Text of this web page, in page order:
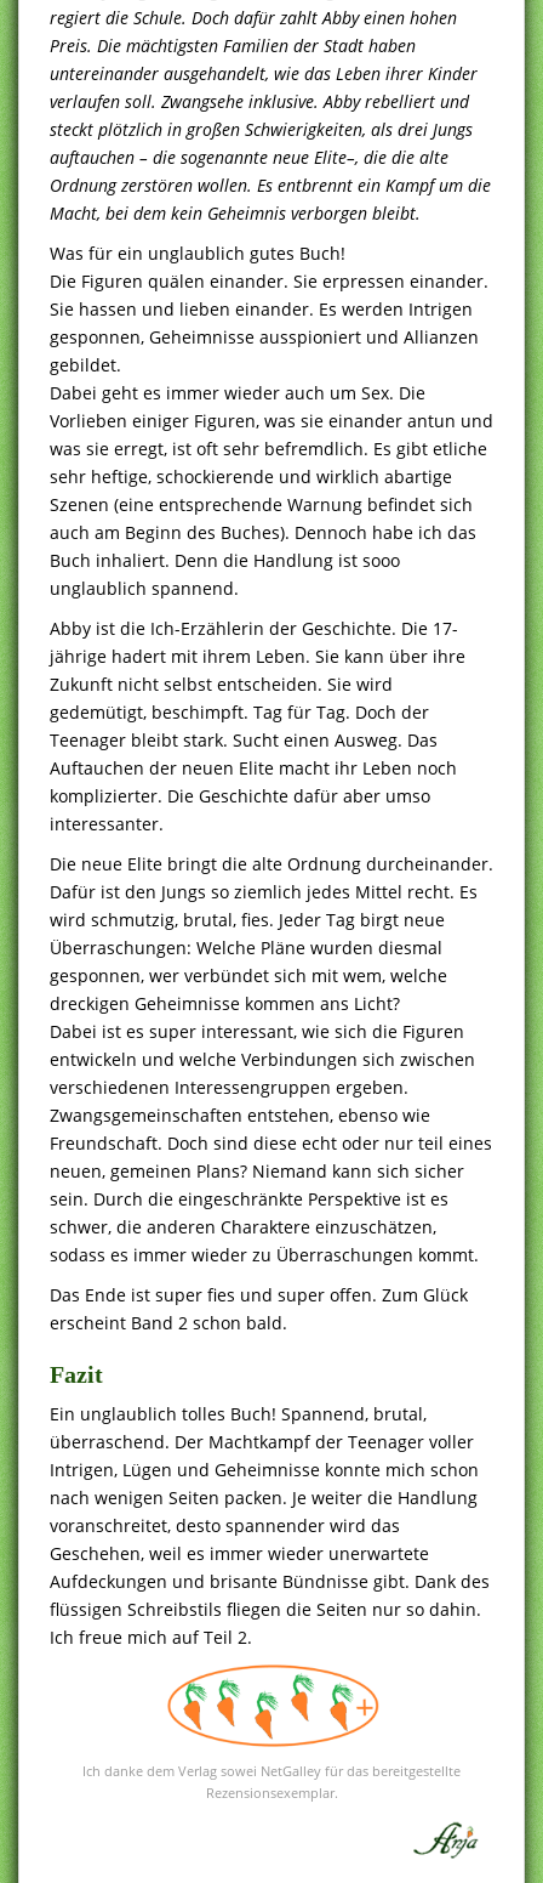
regiert die Schule. Doch dafür zahlt Abby einen hohen
Preis. Die mächtigsten Familien der Stadt haben
untereinander ausgehandelt, wie das Leben ihrer Kinder
verlaufen soll. Zwangsehe inklusive. Abby rebelliert und
steckt plötzlich in großen Schwierigkeiten, als drei Jungs
auftauchen – die sogenannte neue Elite–, die die alte
Ordnung zerstören wollen. Es entbrennt ein Kampf um die
Macht, bei dem kein Geheimnis verborgen bleibt.
Was für ein unglaublich gutes Buch!
Die Figuren quälen einander. Sie erpressen einander.
Sie hassen und lieben einander. Es werden Intrigen
gesponnen, Geheimnisse ausspioniert und Allianzen
gebildet.
Dabei geht es immer wieder auch um Sex. Die
Vorlieben einiger Figuren, was sie einander antun und
was sie erregt, ist oft sehr befremdlich. Es gibt etliche
sehr heftige, schockierende und wirklich abartige
Szenen (eine entsprechende Warnung befindet sich
auch am Beginn des Buches). Dennoch habe ich das
Buch inhaliert. Denn die Handlung ist sooo
unglaublich spannend.
Abby ist die Ich-Erzählerin der Geschichte. Die 17-
jährige hadert mit ihrem Leben. Sie kann über ihre
Zukunft nicht selbst entscheiden. Sie wird
gedemütigt, beschimpft. Tag für Tag. Doch der
Teenager bleibt stark. Sucht einen Ausweg. Das
Auftauchen der neuen Elite macht ihr Leben noch
komplizierter. Die Geschichte dafür aber umso
interessanter.
Die neue Elite bringt die alte Ordnung durcheinander.
Dafür ist den Jungs so ziemlich jedes Mittel recht. Es
wird schmutzig, brutal, fies. Jeder Tag birgt neue
Überraschungen: Welche Pläne wurden diesmal
gesponnen, wer verbündet sich mit wem, welche
dreckigen Geheimnisse kommen ans Licht?
Dabei ist es super interessant, wie sich die Figuren
entwickeln und welche Verbindungen sich zwischen
verschiedenen Interessengruppen ergeben.
Zwangsgemeinschaften entstehen, ebenso wie
Freundschaft. Doch sind diese echt oder nur teil eines
neuen, gemeinen Plans? Niemand kann sich sicher
sein. Durch die eingeschränkte Perspektive ist es
schwer, die anderen Charaktere einzuschätzen,
sodass es immer wieder zu Überraschungen kommt.
Das Ende ist super fies und super offen. Zum Glück
erscheint Band 2 schon bald.
Fazit
Ein unglaublich tolles Buch! Spannend, brutal,
überraschend. Der Machtkampf der Teenager voller
Intrigen, Lügen und Geheimnisse konnte mich schon
nach wenigen Seiten packen. Je weiter die Handlung
voranschreitet, desto spannender wird das
Geschehen, weil es immer wieder unerwartete
Aufdeckungen und brisante Bündnisse gibt. Dank des
flüssigen Schreibstils fliegen die Seiten nur so dahin.
Ich freue mich auf Teil 2.
Ich danke dem Verlag sowei NetGalley für das bereitgestellte
Rezensionsexemplar.